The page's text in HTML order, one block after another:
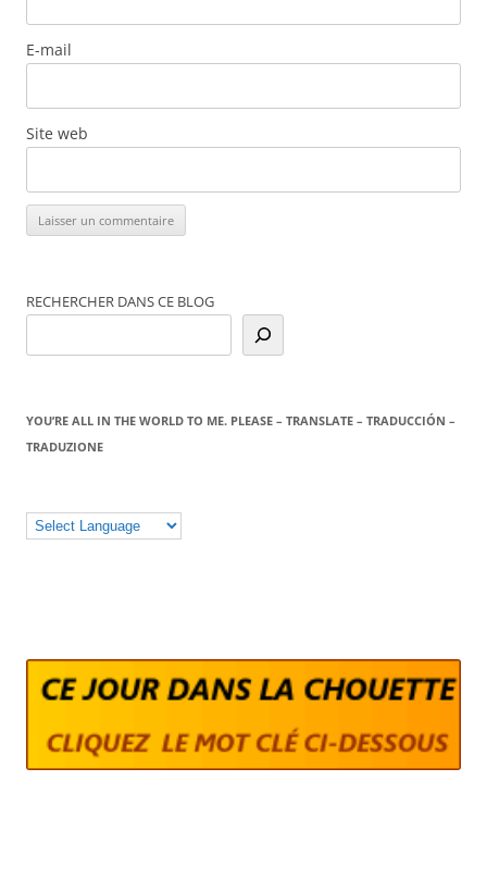
E-mail
Site web
RECHERCHER DANS CE BLOG
YOU’RE ALL IN THE WORLD TO ME. PLEASE – TRANSLATE – TRADUCCIÓN –
TRADUZIONE